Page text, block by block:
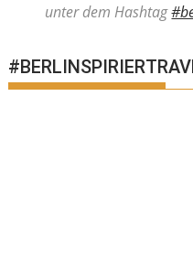
unter dem Hashtag